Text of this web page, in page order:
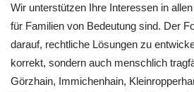
Wir unterstützen Ihre Interessen in
für Familien von Bedeutung sind. Der
darauf, rechtliche Lösungen zu
korrekt, sondern auch menschlich
Görzhain, Immichenhain,